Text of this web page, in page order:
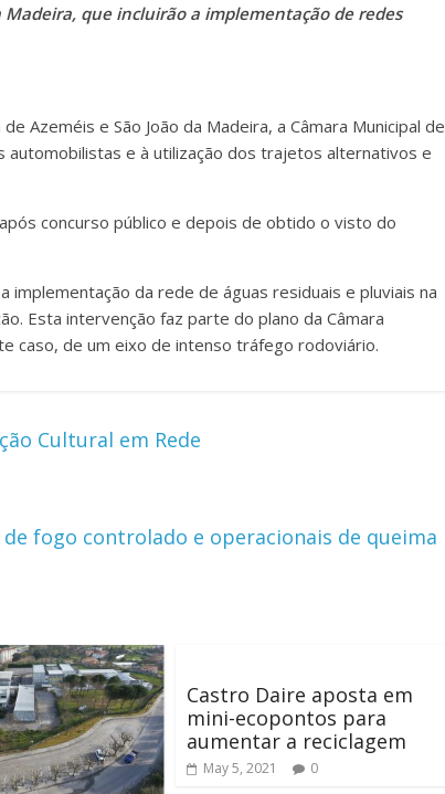
Madeira, que incluirão a implementação de redes
Azeméis e São João da Madeira, a Câmara Municipal de
automobilistas e à utilização dos trajetos alternativos e
concurso público e depois de obtido o visto do
implementação da rede de águas residuais e pluviais na
Esta intervenção faz parte do plano da Câmara
caso, de um eixo de intenso tráfego rodoviário.
Cultural em Rede
fogo controlado e operacionais de queima
Castro Daire aposta em
mini-ecopontos para
aumentar a reciclagem
May 5, 2021 0